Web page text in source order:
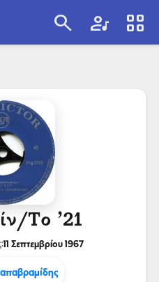
search artist view_cozy
Το ’21
11 Σεπτεμβρίου 1967